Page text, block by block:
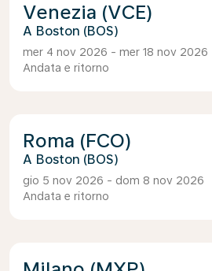
Venezia (VCE)
Boston (BOS)
mer 4 nov 2026 - mer 18 nov 2026
Andata e ritorno
Roma (FCO)
Boston (BOS)
gio 5 nov 2026 - dom 8 nov 2026
Andata e ritorno